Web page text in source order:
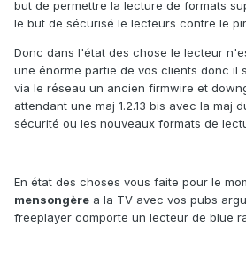
but de permettre la lecture de formats
le but de sécurisé le lecteurs contre le
Donc dans l'état des chose le lecteur
une énorme partie de vos clients donc il
via le réseau un ancien firmwire et
attendant une maj 1.2.13 bis avec la maj
sécurité ou les nouveaux formats de
En état des choses vous faite pour le
mensongère a la TV avec vos pubs
freeplayer comporte un lecteur de blue